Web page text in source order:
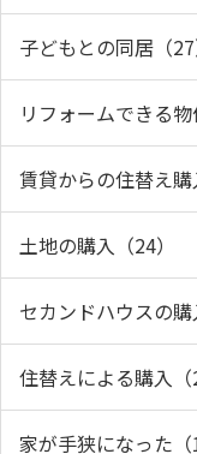
子どもとの同居（27
リフォームできる物
賃貸からの住替え購
土地の購入（24）
セカンドハウスの購
住替えによる購入（
家が手狭になった（